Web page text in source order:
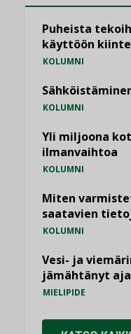
Puheista
käyttöön
KOLUMNI
KOLUMNI
Yli miljoona
ilmanvaihtoa
KOLUMNI
Miten
saatavien
KOLUMNI
Vesi- ja
jämähtänyt
MIELIPIDE